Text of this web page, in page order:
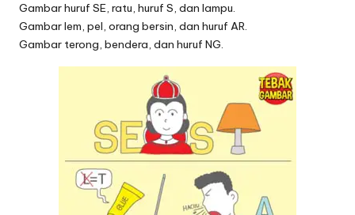
Gambar huruf SE, ratu, huruf S, dan lampu.
Gambar lem, pel, orang bersin, dan huruf AR.
Gambar terong, bendera, dan huruf NG.